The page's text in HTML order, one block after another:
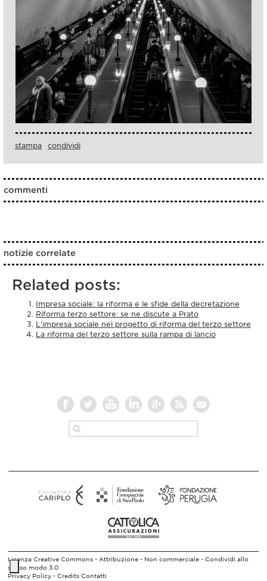
stampa condividi
commenti
notizie correlate
Related posts:
Impresa sociale: la riforma e le sfide della decretazione
Riforma terzo settore: se ne discute a Prato
L’impresa sociale nel progetto di riforma del terzo settore
La riforma del terzo settore sulla rampa di lancio
Licenza Creative Commons - Attribuzione - Non commerciale - Condividi allo
stesso modo 3.0
Privacy Policy - Credits Contatti